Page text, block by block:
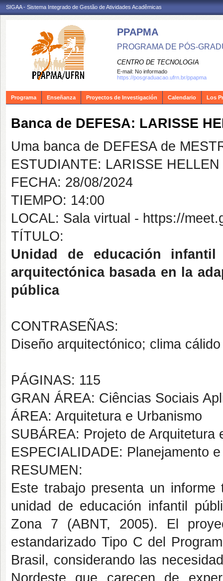
SIGAA - Sistema Integrado de Gestão de Atividades Acadêmicas
PPAPMA
PROGRAMA DE PÓS-
CENTRO DE TECNOLOGIA
E-mail: No informado
https://posgraduacao.ufrn.br/ppapma
Programa Enseñanza Proyectos de Investigación Calendario Los
Banca de DEFESA: LARISSE
Uma banca de DEFESA de
ESTUDIANTE: LARISSE
FECHA: 28/08/2024
TIEMPO: 14:00
LOCAL: Sala virtual - https://
TÍTULO:
Unidad de educación
arquitectónica basada en la
pública
CONTRASEÑAS:
Diseño arquitectónico; clima
PÁGINAS: 115
GRAN ÁREA: Ciências Sociais
ÁREA: Arquitetura e Urbanismo
SUBÁREA: Projeto de Arquitetura
ESPECIALIDADE: Planejamento
RESUMEN:
Este trabajo presenta un
unidad de educación infantil
Zona 7 (ABNT, 2005). El
estandarizado Tipo C del
Brasil, considerando las
Nordeste que carecen de